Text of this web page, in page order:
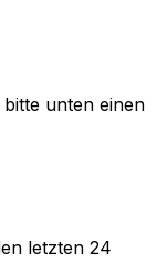
unten einen
letzten 24